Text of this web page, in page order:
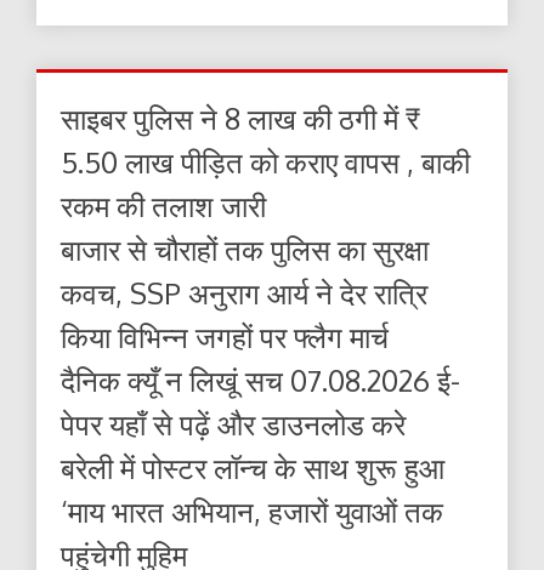
साइबर पुलिस ने 8 लाख की ठगी में ₹
5.50 लाख पीड़ित को कराए वापस , बाकी
रकम की तलाश जारी
बाजार से चौराहों तक पुलिस का सुरक्षा
कवच, SSP अनुराग आर्य ने देर रात्रि
किया विभिन्न जगहों पर फ्लैग मार्च
दैनिक क्यूँ न लिखूं सच 07.08.2026 ई-
पेपर यहाँ से पढ़ें और डाउनलोड करे
बरेली में पोस्टर लॉन्च के साथ शुरू हुआ
‘माय भारत अभियान, हजारों युवाओं तक
पहुंचेगी मुहिम